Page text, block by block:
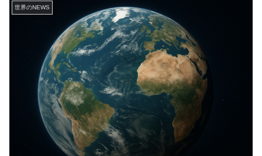
世界のNEWS